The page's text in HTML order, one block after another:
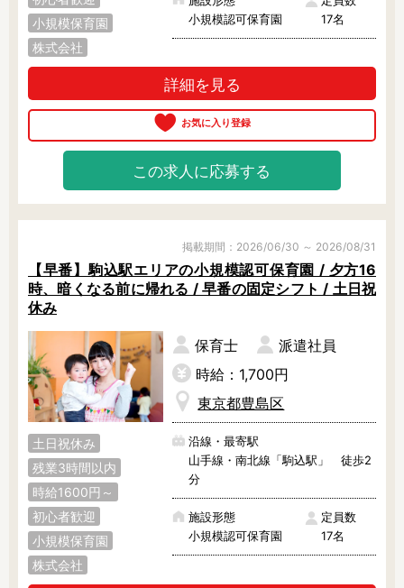
小規模保育園
株式会社
小規模認可保育園
17名
詳細を見る
この求人に応募する
掲載期間：2026/06/30 ～ 2026/08/31
【早番】駒込駅エリアの小規模認可保育園 / 夕方16
時、暗くなる前に帰れる / 早番の固定シフト / 土日祝
休み
土日祝休み
残業3時間以内
時給1600円～
初心者歓迎
小規模保育園
株式会社
保育士
派遣社員
時給：1,700円
東京都豊島区
沿線・最寄駅
山手線・南北線「駒込駅」 徒歩2
分
施設形態
小規模認可保育園
定員数
17名